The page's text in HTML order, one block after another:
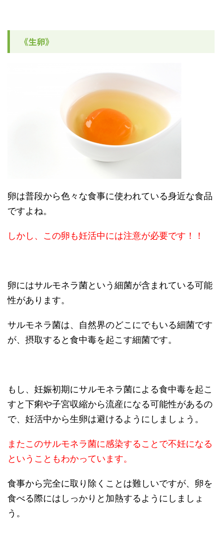
《生卵》
卵は普段から色々な食事に使われている身近な食品
ですよね。
しかし、この卵も妊活中には注意が必要です！！
卵にはサルモネラ菌という細菌が含まれている可能
性があります。
サルモネラ菌は、自然界のどこにでもいる細菌です
が、摂取すると食中毒を起こす細菌です。
もし、妊娠初期にサルモネラ菌による食中毒を起こ
すと下痢や子宮収縮から流産になる可能性があるの
で、妊活中から生卵は避けるようにしましょう。
またこのサルモネラ菌に感染することで不妊になる
ということもわかっています。
食事から完全に取り除くことは難しいですが、卵を
食べる際にはしっかりと加熱するようにしましょ
う。